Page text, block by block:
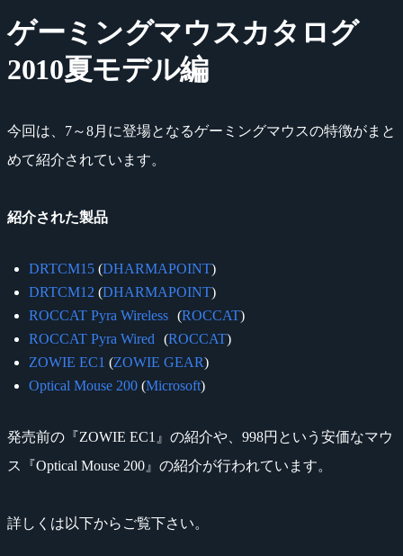
ゲーミングマウスカタログ
2010夏モデル編
今回は、7～8月に登場となるゲーミングマウスの特徴がまと
めて紹介されています。
紹介された製品
DRTCM15 (DHARMAPOINT)
DRTCM12 (DHARMAPOINT)
ROCCAT Pyra Wireless (ROCCAT)
ROCCAT Pyra Wired
(ROCCAT)
ZOWIE EC1 (ZOWIE GEAR)
Optical Mouse 200 (Microsoft)
発売前の『ZOWIE EC1』の紹介や、998円という安価なマウ
ス『Optical Mouse 200』の紹介が行われています。
詳しくは以下からご覧下さい。